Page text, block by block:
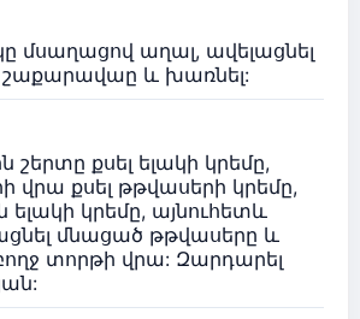
մսաղացով աղալ, ավելացնել
շաքարավաը և խառնել:
շերտը քսել ելակի կրեմը,
վրա քսել թթվասերի կրեմը,
ելակի կրեմը, այնուհետև
մնացած թթվասերը և
տորթի վրա: Զարդարել